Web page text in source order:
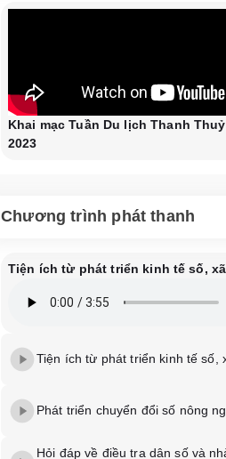
Khai mạc Tuần Du lịch Thanh
2023
Chương trình phát thanh
Tiện ích từ phát triển kinh tế số,
Tiện ích từ phát triển kinh tế số,
Phát triển chuyển đổi số nông
Hỏi đáp về điều tra dân số và